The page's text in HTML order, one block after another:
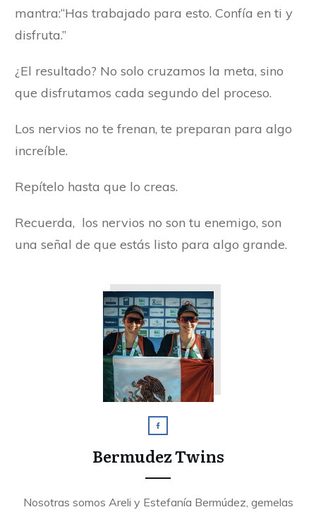
mantra:“Has trabajado para esto. Confía en ti y
disfruta.”
¿El resultado? No solo cruzamos la meta, sino
que disfrutamos cada segundo del proceso.
Los nervios no te frenan, te preparan para algo
increíble.
Repítelo hasta que lo creas.
Recuerda, los nervios no son tu enemigo, son
una señal de que estás listo para algo grande.
Bermudez Twins
Nosotras somos Areli y Estefanía Bermúdez, gemelas